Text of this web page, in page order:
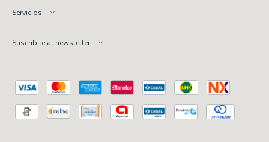
Servicios
Suscribite al newsletter